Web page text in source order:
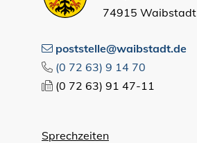
74915 Waibstadt
poststelle@waibstadt.de
(0 72 63) 9 14 70
(0 72 63) 91 47-11
Sprechzeiten